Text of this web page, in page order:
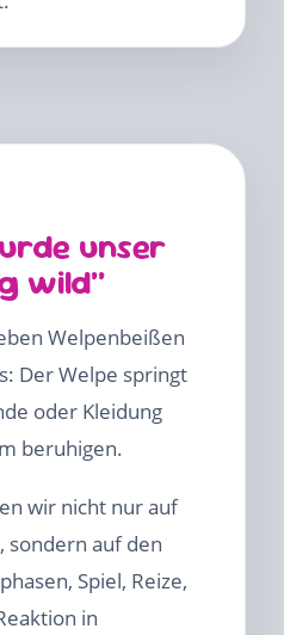
unser
wild“
Welpenbeißen
Der Welpe springt
oder Kleidung
beruhigen.
wir nicht nur auf
sondern auf den
Spiel, Reize,
in